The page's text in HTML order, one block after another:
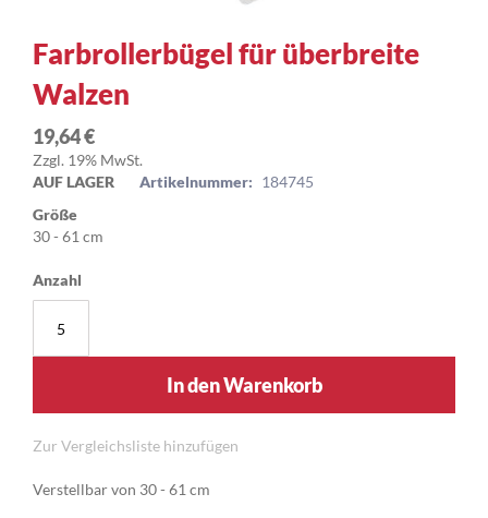
Farbrollerbügel für überbreite
Walzen
19,64 €
Zzgl. 19% MwSt.
AUF LAGER
Artikelnummer: 184745
Größe
30 - 61 cm
Anzahl
In den Warenkorb
Zur Vergleichsliste hinzufügen
Verstellbar von 30 - 61 cm
Zum
Anfang
der
Bildergalerie
springen